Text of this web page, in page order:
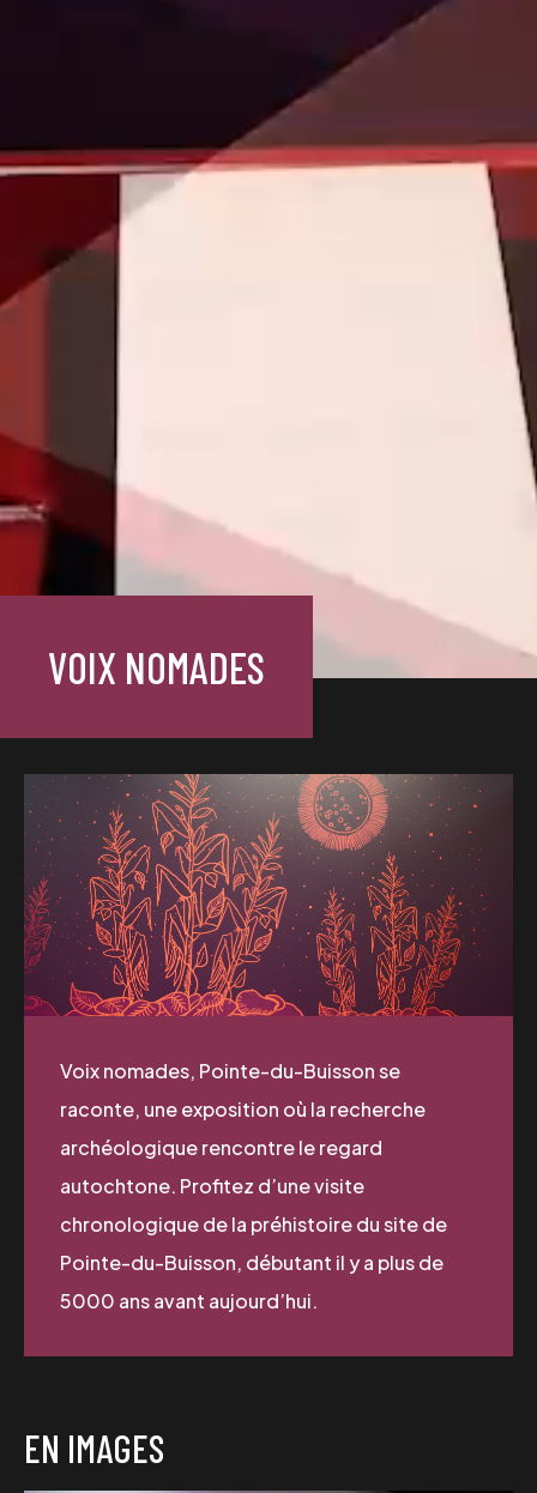
VOIX NOMADES
Voix nomades, Pointe-du-Buisson se
raconte, une exposition où la recherche
archéologique rencontre le regard
autochtone. Profitez d’une visite
chronologique de la préhistoire du site de
Pointe-du-Buisson, débutant il y a plus de
5000 ans avant aujourd’hui.
EN IMAGES